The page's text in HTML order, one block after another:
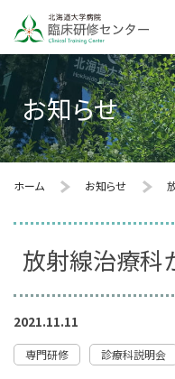
お知らせ
ホーム お知らせ
放射線治療科
2021.11.11
専門研修 診療科説明会